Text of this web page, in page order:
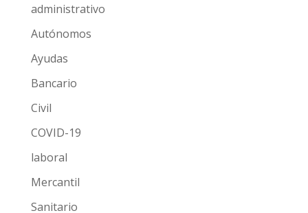
administrativo
Autónomos
Ayudas
Bancario
Civil
COVID-19
laboral
Mercantil
Sanitario